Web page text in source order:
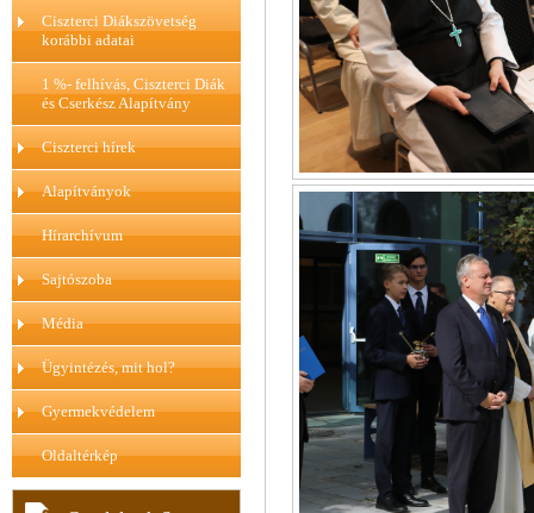
Ciszterci Diákszövetség
korábbi adatai
1 %- felhívás, Ciszterci Diák
és Cserkész Alapítvány
Ciszterci hírek
Alapítványok
Hírarchívum
Sajtószoba
Média
Ügyintézés, mit hol?
Gyermekvédelem
Oldaltérkép